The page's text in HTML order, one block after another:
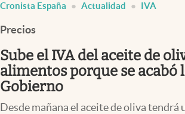
España
Cronista España Actualidad IVA
Precios
Sube el IVA del aceite de
alimentos porque se acabó
Gobierno
Desde mañana el aceite de oliva tendrá